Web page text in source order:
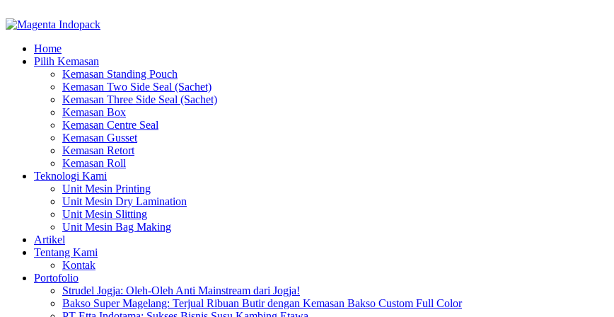
Home
Pilih Kemasan
Kemasan Standing Pouch
Kemasan Two Side Seal (Sachet)
Kemasan Three Side Seal (Sachet)
Kemasan Box
Kemasan Centre Seal
Kemasan Gusset
Kemasan Retort
Kemasan Roll
Teknologi Kami
Unit Mesin Printing
Unit Mesin Dry Lamination
Unit Mesin Slitting
Unit Mesin Bag Making
Artikel
Tentang Kami
Kontak
Portofolio
Strudel Jogja: Oleh-Oleh Anti Mainstream dari Jogja!
Bakso Super Magelang: Terjual Ribuan Butir dengan Kemasan Bakso Custom Full Color